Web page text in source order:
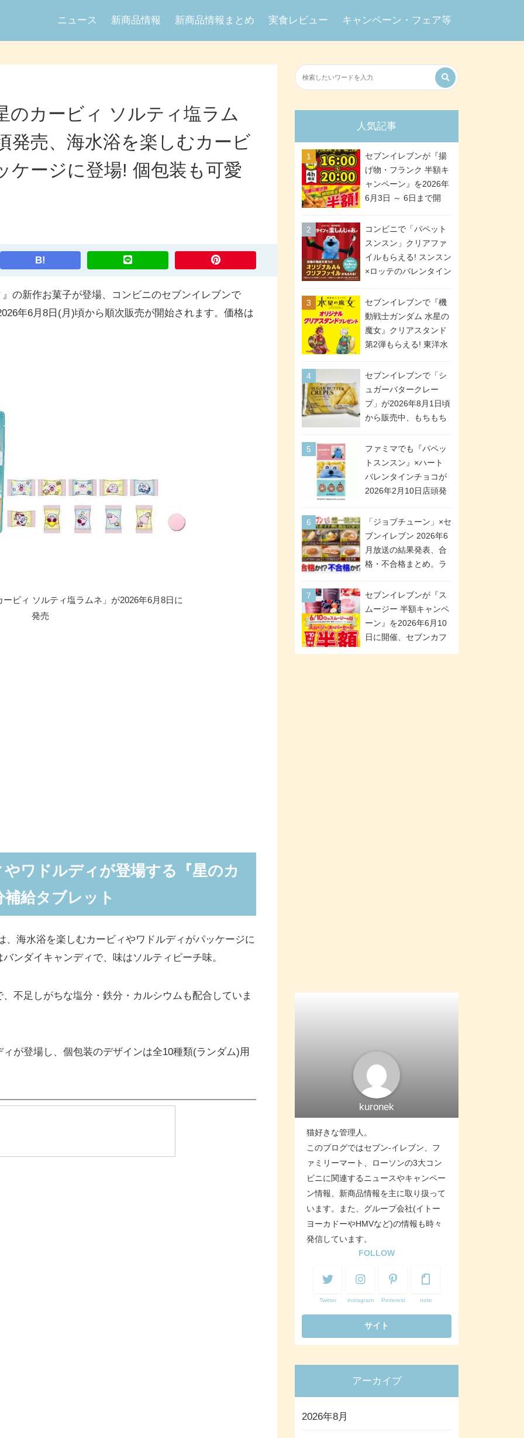
ニュース 新商品情報 新商品情報まとめ 実食レビュー キャンペーン・フェア等
のカービィ ソルティ塩ラム
発売、海水浴を楽しむカービ
ケージに登場! 個包装も可愛
B!
の新作お菓子が登場、コンビニのセブンイレブンで
年6月8日(月)頃から順次販売が開始されます。価格は
ビィ ソルティ塩ラムネ」が2026年6月8日に
発売
ワドルディが登場する『星のカ
給タブレット
海水浴を楽しむカービィやワドルディがパッケージに
ンダイキャンディで、味はソルティピーチ味。
不足しがちな塩分・鉄分・カルシウムも配合していま
が登場し、個包装のデザインは全10種類(ランダム)用
人気記事
セブンイレブンが『揚
げ物・フランク 半額キ
ャンペーン』を2026年
6月3日 ～ 6日まで開
などが「揚げ物スーパ
ーセール」でお得に! 各
日16:00 ～ 20:00の4時
間限定で実施。ななチ
メリカンドッグが税抜
き69円!
コンビニで「パペット
スンスン」クリアファ
イルもらえる! スンスン
×ロッテのバレンタイン
スタート。セブン、フ
ァミマ、ローソンの3社
で異なるデザイン＆対
象商品
セブンイレブンで『機
動戦士ガンダム 水星の
魔女』クリアスタンド
第2弾もらえる! 東洋水
ペーンが2026年5月26
日スタート。浴衣＆た
ぬき・キツネ姿のスレ
ッタ / ミオリネ / グエ
号・5号) / シャディク
ドになって登場!
セブンイレブンで「シ
ュガーバタークレー
プ」が2026年8月1日頃
から販売中、もちもち
シュガー＆バターをレ
ンジアップで手軽に楽
しめる冷凍食品。2個入
り
ファミマでも『パペッ
トスンスン』×ハート
バレンタインチョコが
2026年2月10日店頭発
チョコ」「チョコ缶」
「ツインギフト」が登
場
「ジョブチューン」×セ
ブンイレブン 2026年6
月放送の結果発表、合
格・不合格まとめ。ラ
合格「金のハンバー
グ」。満場一致合格数
は6商品、合格数は2商
品。TVerでの見逃し配
セブンイレブンが『ス
ムージー 半額キャンペ
ーン』を2026年6月10
日に開催、セブンカフ
kuronek
猫好きな管理人。
このブログではセブン-イレブン、フ
ァミリーマート、ローソンの3大コン
ビニに関連するニュースやキャンペー
ン情報、新商品情報を主に取り扱って
います。また、グループ会社(イトー
ヨーカドーやHMVなど)の情報も時々
発信しています。
FOLLOW
Twitter instagram Pinterest note
アーカイブ
2026年8月